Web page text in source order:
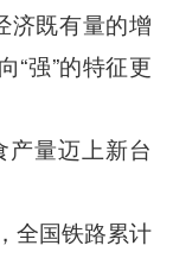
既有量的增
“强”的特征更
量迈上新台
国铁路累计